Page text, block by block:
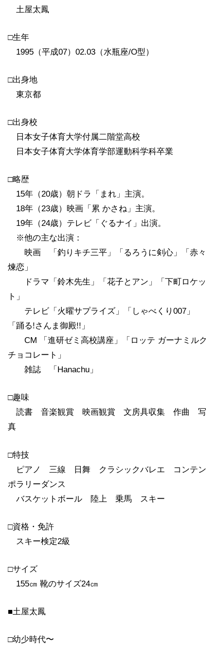
土屋太鳳
□生年
1995（平成07）02.03（水瓶座/O型）
□出身地
東京都
□出身校
日本女子体育大学付属二階堂高校
日本女子体育大学体育学部運動科学科卒業
□略歴
15年（20歳）朝ドラ「まれ」主演。
18年（23歳）映画「累 かさね」主演。
19年（24歳）テレビ「ぐるナイ」出演。
※他の主な出演：
映画 「釣りキチ三平」「るろうに剣心」「赤々
煉恋」
ドラマ「鈴木先生」「花子とアン」「下町ロケッ
ト」
テレビ「火曜サプライズ」「しゃべくり007」
「踊る!さんま御殿!!」
CM 「進研ゼミ高校講座」「ロッテ ガーナミルク
チョコレート」
雑誌 「Hanachu」
□趣味
読書 音楽観賞 映画観賞 文房具収集 作曲 写
真
□特技
ピアノ 三線 日舞 クラシックバレエ コンテン
ポラリーダンス
バスケットボール 陸上 乗馬 スキー
□資格・免許
スキー検定2級
□サイズ
155㎝ 靴のサイズ24㎝
■土屋太鳳
□幼少時代〜